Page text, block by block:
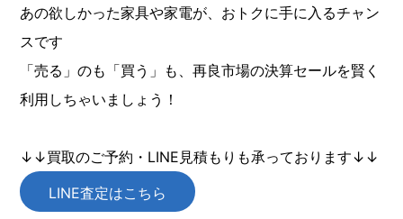
あの欲しかった家具や家電が、おトクに手に入るチャン
スです
「売る」のも「買う」も、再良市場の決算セールを賢く
利用しちゃいましょう！
↓↓買取のご予約・LINE見積もりも承っております↓↓
LINE査定はこちら